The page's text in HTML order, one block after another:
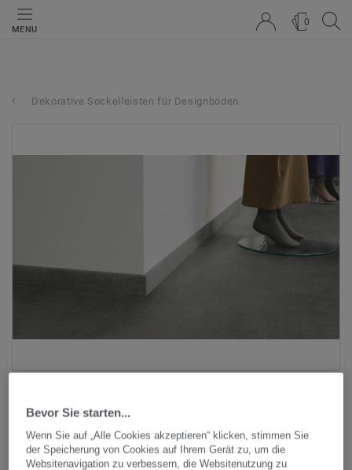
MENU
0
Dekorative Sockelleisten für Designböden
Bevor Sie starten...
Wenn Sie auf „Alle Cookies akzeptieren“ klicken, stimmen Sie
der Speicherung von Cookies auf Ihrem Gerät zu, um die
Websitenavigation zu verbessern, die Websitenutzung zu